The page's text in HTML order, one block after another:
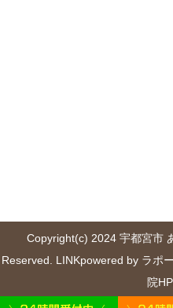
Copyright(c) 2024 宇都宮市
Reserved. LINKpowered by ラポ
院